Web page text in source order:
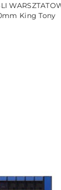
King Tony